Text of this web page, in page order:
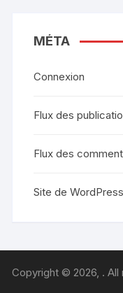
MÉTA
Connexion
Flux des
Flux des
Site de
Copyright © 2026, . All